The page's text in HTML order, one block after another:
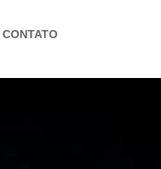
CONTATO